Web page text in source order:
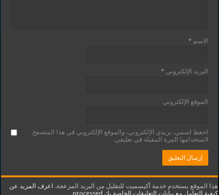
الاسم*
البريد الإلكتروني*
الموقع الإلكتروني
احفظ اسمي، بريدي الإلكتروني، والموقع الإلكتروني في هذا المتصفح
لاستخدامها المرة المقبلة في تعليقي.
هذا الموقع يستخدم خدمة أكيسميت للتقليل من البريد المزعجة. اعرف المزيد عن
كيفية التعامل مع بيانات التعليقات الخاصة بك processed
.